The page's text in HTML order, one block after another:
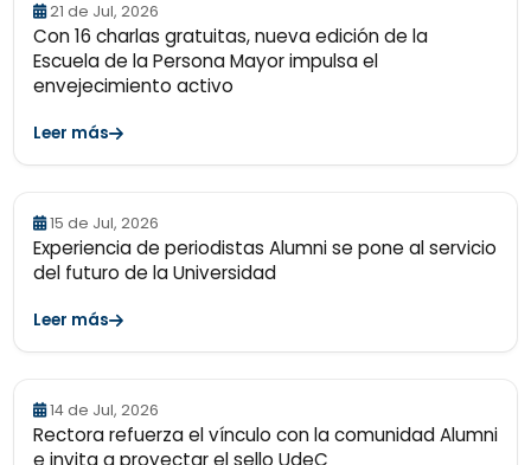
21 de Jul, 2026
Con 16 charlas gratuitas, nueva edición de la
Escuela de la Persona Mayor impulsa el
envejecimiento activo
Leer más
15 de Jul, 2026
Experiencia de periodistas Alumni se pone al servicio
del futuro de la Universidad
Leer más
14 de Jul, 2026
Rectora refuerza el vínculo con la comunidad Alumni
e invita a proyectar el sello UdeC